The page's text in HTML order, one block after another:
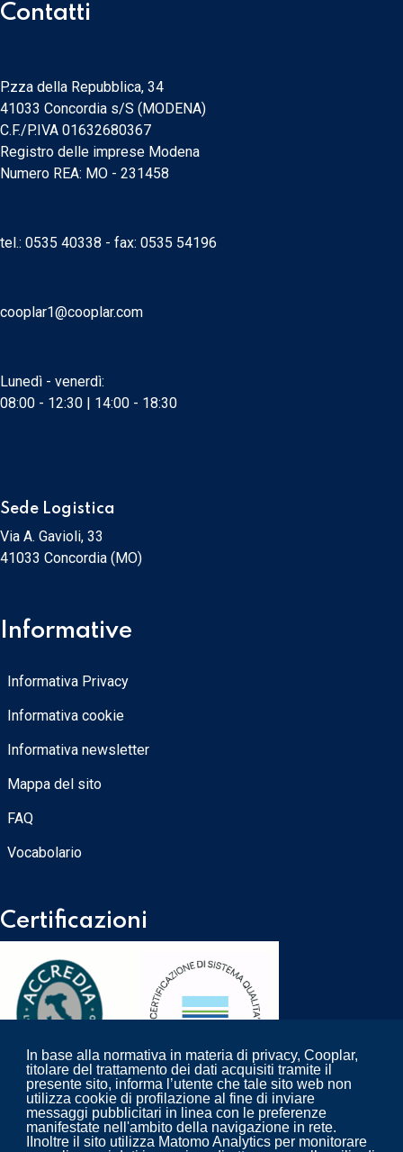
In base alla normativa in materia di privacy, Cooplar,
titolare del trattamento dei dati acquisiti tramite il
presente sito, informa l’utente che tale sito web non
utilizza cookie di profilazione al fine di inviare
messaggi pubblicitari in linea con le preferenze
manifestate nell'ambito della navigazione in rete.
IInoltre il sito utilizza Matomo Analytics per monitorare
Contatti
P.zza della Repubblica, 34
41033 Concordia s/S (MODENA)
C.F./P.IVA 01632680367
Registro delle imprese Modena
Numero REA: MO - 231458
tel.: 0535 40338 - fax: 0535 54196
cooplar1@cooplar.com
Lunedì - venerdì:
08:00 - 12:30 | 14:00 - 18:30
Sede Logistica
Via A. Gavioli, 33
41033 Concordia (MO)
Informative
Informativa Privacy
Informativa cookie
Informativa newsletter
Mappa del sito
FAQ
Vocabolario
Certificazioni
Progettazione ed erogazione del servizio di: pulizia,
derattizzazione, disinfestazione e disinfezione per aziende